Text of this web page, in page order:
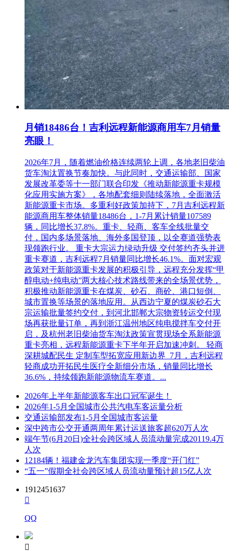
月销18486台！吉利远程新能源商用车7月销量
亮眼！
2026年7月，随着燃油价格连续两轮上调，各地老旧柴油
货车淘汰置换节奏加快。与此同时，交通运输部、国家
发展改革委等十一部门联合印发《推动新能源重卡规模
化应用实施方案》，各地配套细则陆续落地，全面激活
新能源重卡市场。多重利好政策加持下，7月吉利远程新
能源商用车整体销量18486台，1-7月累计销量107589
辆，同比增长37.8%。重卡、轻商、客车全线批量交
付，国内多场景落地、海外多国登顶，以全赛道强势表
现领跑行业。 重卡大宗运力绿动升级 交付签约齐头并进
重卡赛道，吉利远程7月销量同比增长46.1%。面对宏观
政策对于新能源重卡发展的积极引导，远程充分发挥“甲
醇电动+纯电动”两大核心技术路线带来的全场景优势，
积极推动新能源重卡在煤炭、砂石、商砼、港口短倒、
城市置换等场景的落地应用。从西边宁夏的煤炭砂石大
宗运输批量签约交付，到河北邯郸大宗物资转运交付现
场再获批量订单，再到浙江温州地区纯电搅拌车交付开
启，及杭州老旧柴油货车淘汰政策宣贯现场全系新能源
重卡亮相，远程新能源重卡下半年开启加速冲刺。 轻商
深耕城配民生 定制车型拓宽应用新边界 7月，吉利远程
轻商成功开拓民生医疗全新细分市场，销量同比增长
36.6%，持续领跑新能源物流车赛道。...
2026年上半年新能源客车出口冠军诞生！
2026年1-5月全国城市公共汽电车客运量分析
交通运输部发布1-5月全国城市客运量
深中跨市公交开通两周年累计运送旅客超620万人次
端午节(6月20日)全社会跨区域人员流动量完成20119.4万
人次
12184辆！福建金龙汽车集团实现一季度“开门红”
“五一”假期全社会跨区域人员流动量预计超15亿人次
1912451637

QQ
